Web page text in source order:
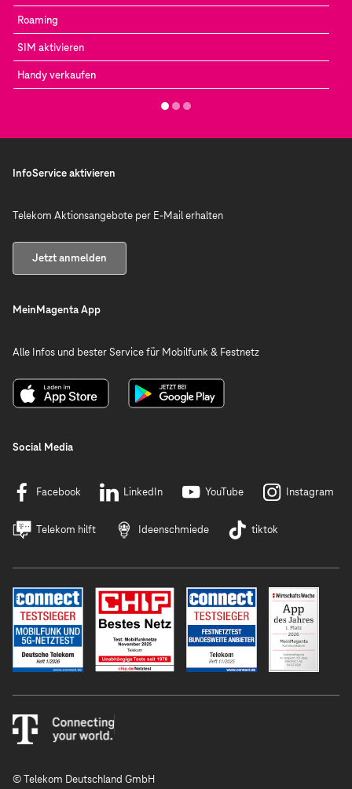
Roaming
SIM aktivieren
Handy verkaufen
InfoService aktivieren
Telekom Aktionsangebote per E-Mail erhalten
Jetzt anmelden
MeinMagenta App
Alle Infos und bester Service für Mobilfunk & Festnetz
Social Media
Facebook LinkedIn YouTube Instagram
Telekom hilft Ideenschmiede tiktok
© Telekom Deutschland GmbH